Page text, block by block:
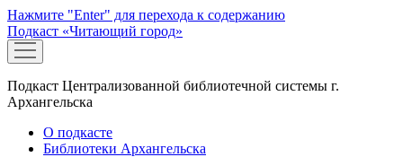
Нажмите "Enter" для перехода к содержанию
Подкаст «Читающий город»
открыть
меню
Подкаст Централизованной библиотечной системы г.
Архангельска
О подкасте
Библиотеки Архангельска